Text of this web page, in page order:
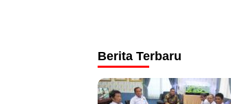
Berita Terbaru